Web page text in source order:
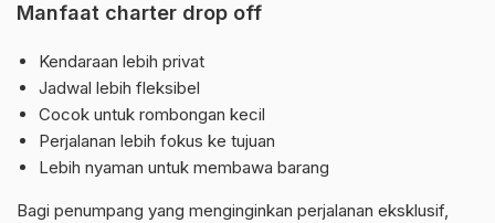
Manfaat charter drop off
Kendaraan lebih privat
Jadwal lebih fleksibel
Cocok untuk rombongan kecil
Perjalanan lebih fokus ke tujuan
Lebih nyaman untuk membawa barang
Bagi penumpang yang menginginkan perjalanan eksklusif,